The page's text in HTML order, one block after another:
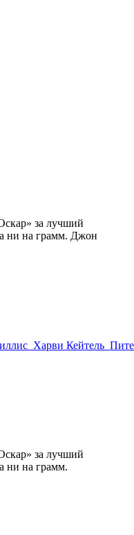
за лучший
ни на грамм. Джон
Харви Кейтель
за лучший
ни на грамм.